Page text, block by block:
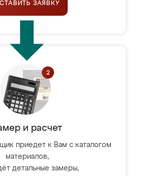
ЗАЯВКУ
и расчет
приедет к Вам с каталогом
материалов,
детальные замеры,